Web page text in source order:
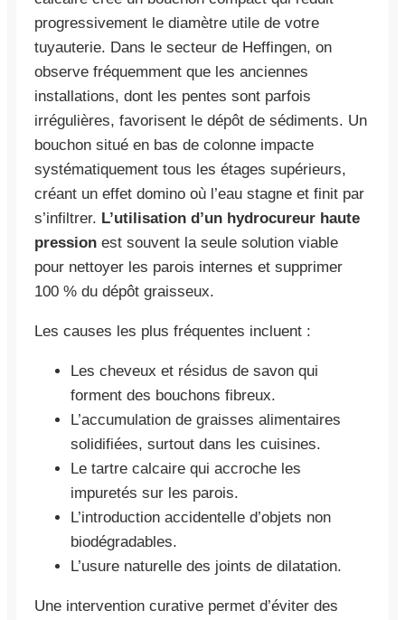
progressivement le diamètre utile de votre
tuyauterie. Dans le secteur de Heffingen, on
observe fréquemment que les anciennes
installations, dont les pentes sont parfois
irrégulières, favorisent le dépôt de sédiments. Un
bouchon situé en bas de colonne impacte
systématiquement tous les étages supérieurs,
créant un effet domino où l’eau stagne et finit par
s’infiltrer. L’utilisation d’un hydrocureur haute
pression est souvent la seule solution viable
pour nettoyer les parois internes et supprimer
100 % du dépôt graisseux.
Les causes les plus fréquentes incluent :
Les cheveux et résidus de savon qui
forment des bouchons fibreux.
L’accumulation de graisses alimentaires
solidifiées, surtout dans les cuisines.
Le tartre calcaire qui accroche les
impuretés sur les parois.
L’introduction accidentelle d’objets non
biodégradables.
L’usure naturelle des joints de dilatation.
Une intervention curative permet d’éviter des